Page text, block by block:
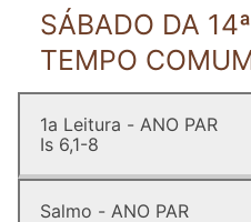
SÁBADO DA
TEMPO
1a Leitura - ANO PAR
Is 6,1-8
Salmo - ANO PAR